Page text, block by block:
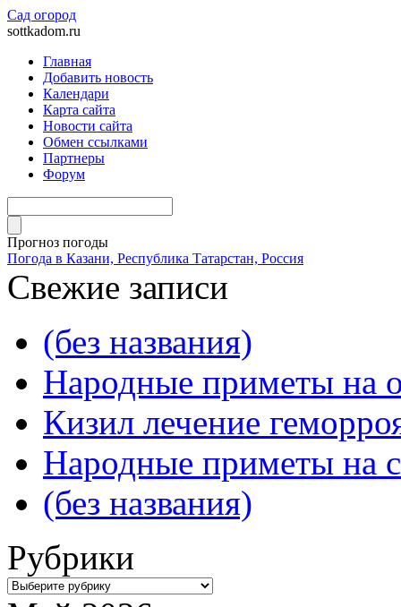
Сад огород
sottkadom.ru
Главная
Добавить новость
Календари
Карта сайта
Новости сайта
Обмен ссылками
Партнеры
Форум
Прогноз погоды
Погода в Казани, Республика Татарстан, Россия
Свежие записи
(без названия)
Народные приметы на
Кизил лечение
Народные приметы на
(без названия)
Рубрики
Рубрики